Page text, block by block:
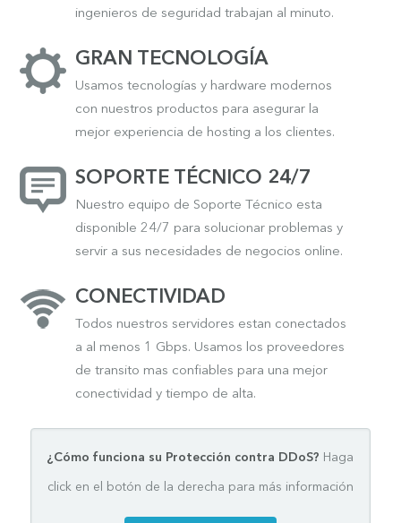
ingenieros de seguridad trabajan al minuto.
GRAN TECNOLOGÍA
Usamos tecnologías y hardware modernos
con nuestros productos para asegurar la
mejor experiencia de hosting a los clientes.
SOPORTE TÉCNICO 24/7
Nuestro equipo de Soporte Técnico esta
disponible 24/7 para solucionar problemas y
servir a sus necesidades de negocios online.
CONECTIVIDAD
Todos nuestros servidores estan conectados
a al menos 1 Gbps. Usamos los proveedores
de transito mas confiables para una mejor
conectividad y tiempo de alta.
¿Cómo funciona su Protección contra DDoS? Haga
click en el botón de la derecha para más información